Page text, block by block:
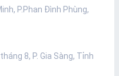
P.Phan Đình Phùng,
8, P. Gia Sàng, Tỉnh